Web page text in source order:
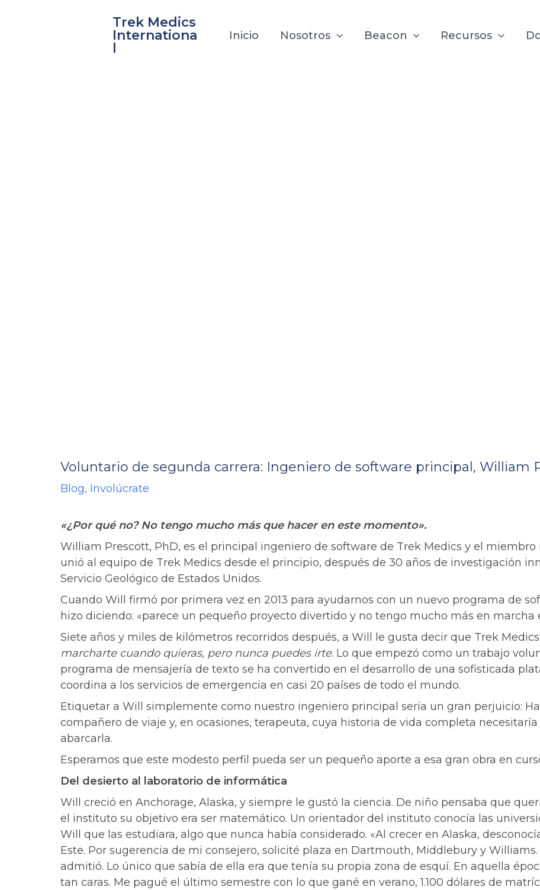
Trek Medics
Internationa
Inicio Nosotros Beacon Recursos
Voluntario de segunda carrera: Ingeniero de software principal, William
Blog, Involúcrate
«¿Por qué no? No tengo mucho más que hacer en este momento».
William Prescott, PhD, es el principal ingeniero de software de Trek Medics y el
unió al equipo de Trek Medics desde el principio, después de 30 años de investigación
Servicio Geológico de Estados Unidos.
Cuando Will firmó por primera vez en 2013 para ayudarnos con un nuevo programa de
hizo diciendo: «parece un pequeño proyecto divertido y no tengo mucho más en marcha
Siete años y miles de kilómetros recorridos después, a Will le gusta decir que Trek
marcharte cuando quieras, pero nunca puedes irte. Lo que empezó como un trabajo
programa de mensajería de texto se ha convertido en el desarrollo de una sofisticada
coordina a los servicios de emergencia en casi 20 países de todo el mundo.
Etiquetar a Will simplemente como nuestro ingeniero principal sería un gran perjuicio:
compañero de viaje y, en ocasiones, terapeuta, cuya historia de vida completa
abarcarla.
Esperamos que este modesto perfil pueda ser un pequeño aporte a esa gran obra en
Del desierto al laboratorio de informática
Will creció en Anchorage, Alaska, y siempre le gustó la ciencia. De niño pensaba que
el instituto su objetivo era ser matemático. Un orientador del instituto conocía las
Will que las estudiara, algo que nunca había considerado. «Al crecer en Alaska,
Este. Por sugerencia de mi consejero, solicité plaza en Dartmouth, Middlebury y
admitió. Lo único que sabía de ella era que tenía su propia zona de esquí. En aquella
tan caras. Me pagué el último semestre con lo que gané en verano, 1.100 dólares de